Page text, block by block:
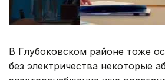
В Глубоковском районе тоже
без электричества некоторые